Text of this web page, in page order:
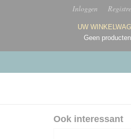
Inloggen
UW
Geen producten
Ook interessant